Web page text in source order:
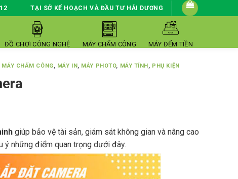
TẠI SỞ KẾ HOẠCH VÀ ĐẦU TƯ HẢI DƯƠNG
ĐỒ CHƠI CÔNG NGHỆ MÁY CHẤM CÔNG MÁY ĐẾM TIỀN
MÁY CHẤM CÔNG, MÁY IN, MÁY PHOTO, MÁY TÍNH, PHỤ KIỆN
giúp bảo vệ tài sản, giám sát không gian và nâng cao
ý những điểm quan trọng dưới đây.